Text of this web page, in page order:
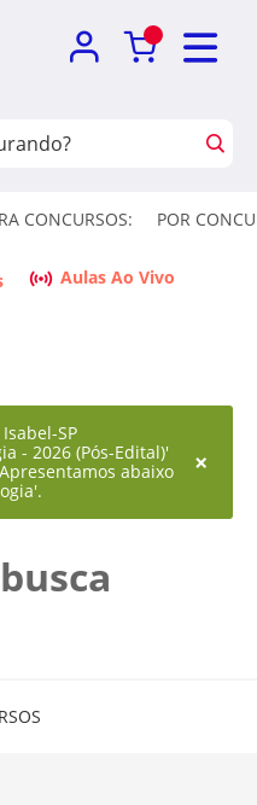
CONCURSOS: POR
Aulas Ao Vivo
SP
- 2026 (Pós-Edital)'
abaixo
×